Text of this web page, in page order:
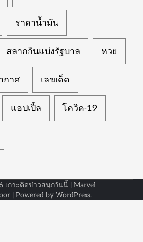
ราคาน้ำมัน
สลากกินแบ่งรัฐบาล หวย
กาศ เลขเด็ด
แอปเปิ้ล โควิด-19
เกาะติดข่าวสนุกวันนี้ | Marvel
| Powered by WordPress.